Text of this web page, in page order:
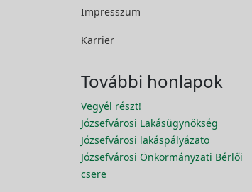
Impresszum
Karrier
További honlapok
Vegyél részt!
Józsefvárosi Lakásügynökség
Józsefvárosi lakáspályázato
Józsefvárosi Önkormányzati Bérlői
csere